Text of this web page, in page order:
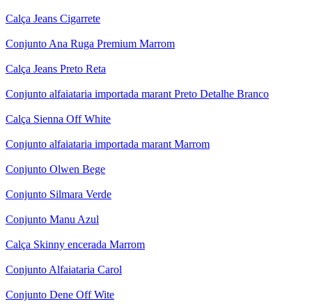
Calça Jeans Cigarrete
Conjunto Ana Ruga Premium Marrom
Calça Jeans Preto Reta
Conjunto alfaiataria importada marant Preto Detalhe Branco
Calça Sienna Off White
Conjunto alfaiataria importada marant Marrom
Conjunto Olwen Bege
Conjunto Silmara Verde
Conjunto Manu Azul
Calça Skinny encerada Marrom
Conjunto Alfaiataria Carol
Conjunto Dene Off Wite